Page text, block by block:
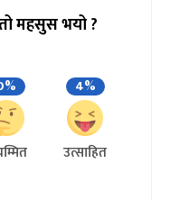
महसुस भयो ?
4%
उत्साहित